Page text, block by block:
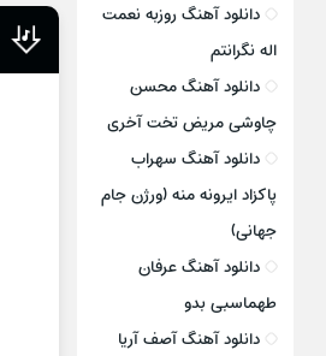
دانلود آهنگ روزبه نعمت
اله نگرانتم
دانلود آهنگ محسن
چاوشی مریض تخت آخری
دانلود آهنگ سهراب
پاکزاد ایرونه منه (ورژن جام
جهانی)
دانلود آهنگ عرفان
طهماسبی بدو
دانلود آهنگ آصف آریا